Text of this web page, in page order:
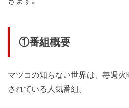
①番組概要
マツコの知らない世界は、毎週
されている人気番組。